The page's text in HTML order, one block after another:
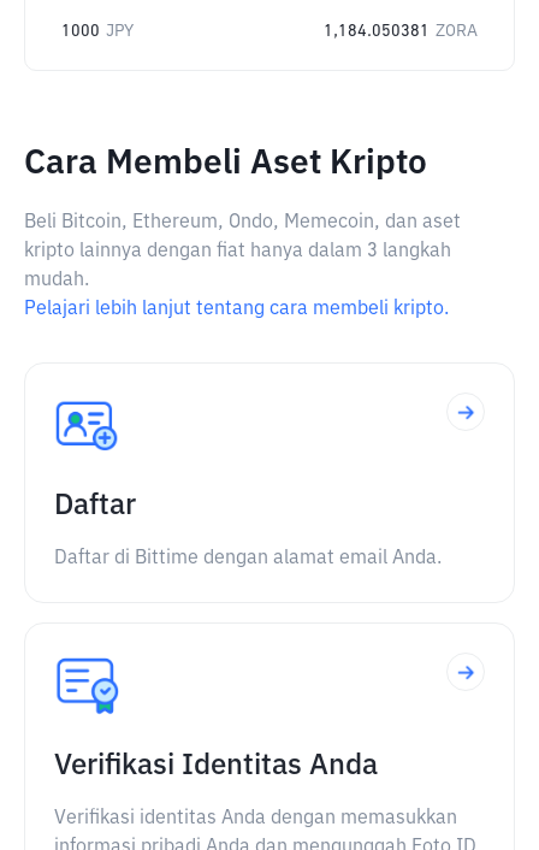
1000 JPY 1,184.050381 ZORA
Cara Membeli Aset Kripto
Beli Bitcoin, Ethereum, Ondo, Memecoin, dan aset
kripto lainnya dengan fiat hanya dalam 3 langkah
mudah.
Pelajari lebih lanjut tentang cara membeli kripto.
Daftar
Daftar di Bittime dengan alamat email Anda.
Verifikasi Identitas Anda
Verifikasi identitas Anda dengan memasukkan